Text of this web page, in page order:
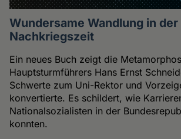
Wundersame Wandlung in der
Nachkriegszeit
Ein neues Buch zeigt die
Hauptsturmführers Hans Ernst
Schwerte zum Uni-Rektor und
konvertierte. Es schildert, wie
Nationalsozialisten in der
konnten.